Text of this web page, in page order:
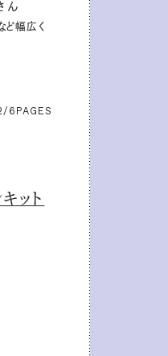
ん
ど幅広く
6 PAGES
ット